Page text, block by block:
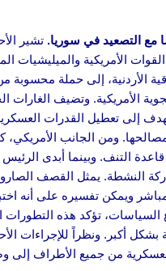
مع التصعيد في سوريا.
الأمريكية
الأردنية، إلى حملة محسوبة
الأمريكية. وتضيف الغارات
إلى تعطيل القدرات
ومن الجانب الأمريكي،
التنف. وبينما أبدى الرئيس
النشطة. يمثل القصف
ويمكن تفسيره على أنه
تؤكد هذه التطورات
بشكل أكبر. ونظراً للإجراءات
من جميع الأطراف إلى